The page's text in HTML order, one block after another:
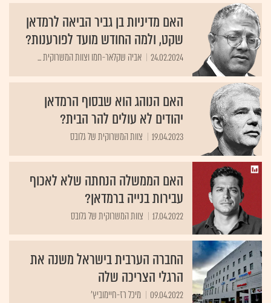
האם מדיניות בן גביר הביאה לרמדאן
שקט, ולמה החודש מועד לפורענות?
24.02.2024 אביה שקלאר-חמו וצוות המשרוקית ...
האם הנוהג הוא שבסוף הרמדאן
יהודים לא עולים להר הבית?
19.04.2023 צוות המשרוקית של גלובס
האם הממשלה הנחתה שלא לאכוף
עבירות בנייה ברמדאן?
17.04.2022 צוות המשרוקית של גלובס
החברה הערבית בישראל משנה את
הרגלי הצריכה שלה
09.04.2022 מיכל רז-חיימוביץ'